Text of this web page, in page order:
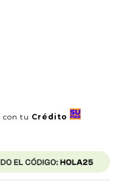
con tu Crédito